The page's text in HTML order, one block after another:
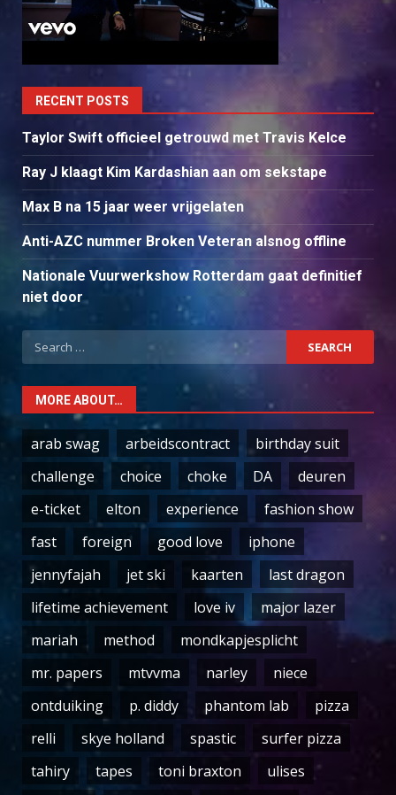
RECENT POSTS
Taylor Swift officieel getrouwd met Travis Kelce
Ray J klaagt Kim Kardashian aan om sekstape
Max B na 15 jaar weer vrijgelaten
Anti-AZC nummer Broken Veteran alsnog offline
Nationale Vuurwerkshow Rotterdam gaat definitief
niet door
Search
for:
MORE ABOUT…
arab swag arbeidscontract
birthday suit
challenge
choice choke DA
deuren
e-ticket
elton experience
fashion show
fast
foreign good love
iphone
jennyfajah
jet ski kaarten
last dragon
lifetime achievement
love iv
major lazer
mariah
method
mondkapjesplicht
mr. papers
mtvvma narley
niece
ontduiking
p. diddy phantom lab
pizza
relli
skye holland spastic
surfer pizza
tahiry
tapes toni braxton
ulises